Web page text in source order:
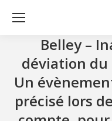
Belley –
déviation du
Un
précisé lors